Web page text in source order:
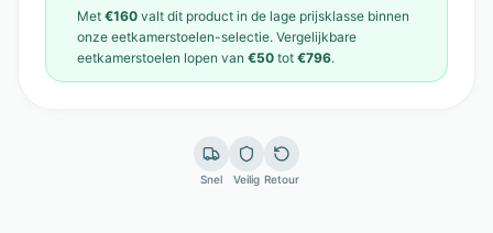
Met €160 valt dit product in de lage prijsklasse binnen
onze eetkamerstoelen-selectie. Vergelijkbare
eetkamerstoelen lopen van €50 tot €796.
Snel Veilig Retour